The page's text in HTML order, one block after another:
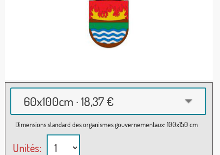
60x100cm · 18,37 €
Dimensions standard des organismes gouvernementaux: 100x150 cm
Unités: